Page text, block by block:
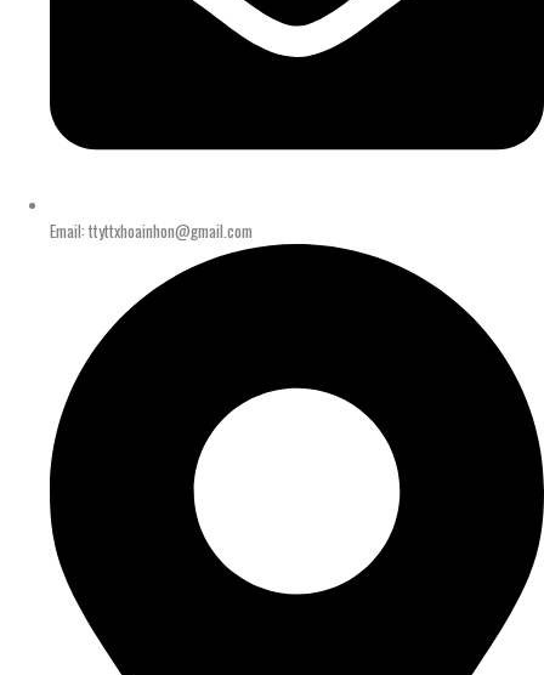
Email: ttyttxhoainhon@gmail.com